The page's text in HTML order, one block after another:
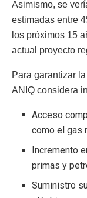
Asimismo, se
estimadas entre
los próximos 15
actual proyecto
Para garantizar
ANIQ considera
Acceso
como el gas
Incremento
primas y
Suministro